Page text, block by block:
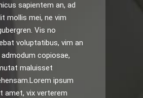
sapientem an, ad
mollis mei, ne vim
Vis no
voluptatibus, vim an
copiosae,
maluisset
ipsum
amet, vix verterem